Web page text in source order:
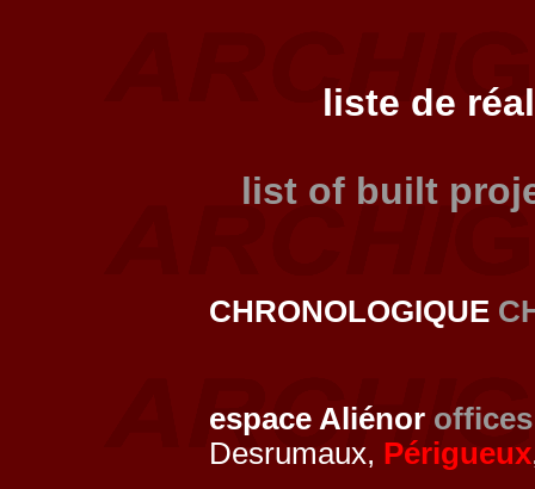
liste de
list of built
CHRONOLOGIQUE
espace Aliénor offices
Desrumaux, Périgueux